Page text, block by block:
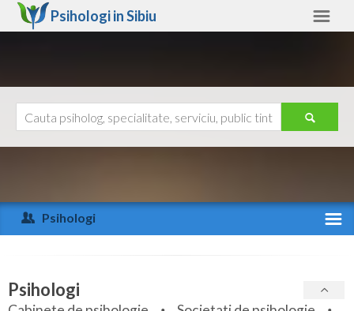
Psihologi inSibiu
Arad
Arges
Bihor
Ajutor
Psihologi
Specialitati
Psihologi